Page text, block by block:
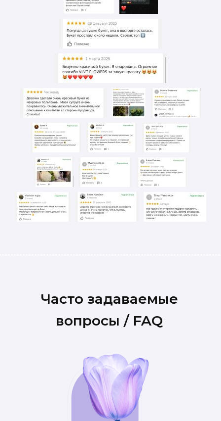
Часто задаваемые
вопросы / FAQ